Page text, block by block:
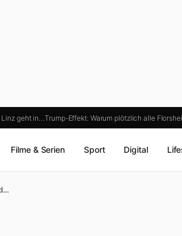
Linz geht in…Trump-Effekt: Warum plötzlich alle
Filme & Serien Sport Digital